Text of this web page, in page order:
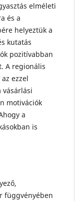
elméleti
és a
helyeztük a
kutatás
pozitívabban
A regionális
ezzel
vásárlási
motivációk
a
is
függvényében